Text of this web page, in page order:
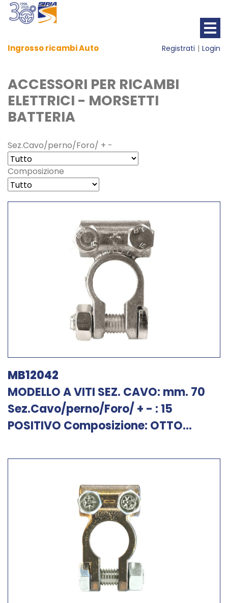
Ingrosso ricambi Auto Registrati Login
ACCESSORI PER RICAMBI
ELETTRICI - MORSETTI
BATTERIA
Sez.Cavo/perno/Foro/ + -
Composizione
MB12042
MODELLO A VITI SEZ. CAVO: mm. 70
Sez.Cavo/perno/Foro/ + - : 15
POSITIVO Composizione: OTTO...